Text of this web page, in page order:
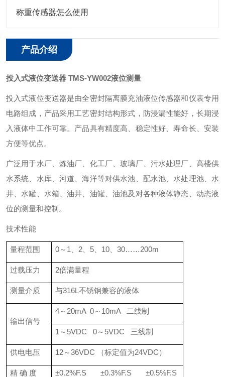
称重传感器怎么使用
产品介绍
投入式液位变送器 TMS-YW002液位测量
投入式液位变送器是由全密封隔离膜充油液位传感器和仪表专用
电路组成，产品采用工艺密封结构形式，防浸漏性能好，长期浸
入液体中工作可靠。产品具有精度高、稳定性好、寿命长、安装
方便等优点。
广泛用于水厂、炼油厂、化工厂、玻璃厂、污水处理厂、高楼供
水系统、水库、河道、海洋等对供水池、配水池、水处理池、水
井、水罐、水箱、油井、油罐、油池及对各种液体静态、动态液
位的测量和控制。
技术性能
量程范围 0～1、2、5、10、30……200m
过载压力 2倍满量程
测量介质 与316L不锈钢兼容的液体
输出信号
4～20mA 0～10mA 二线制
1～5VDC 0～5VDC 三线制
供电电压 12～36VDC （标定值为24VDC）
精 确 度 ±0.2%F.S ±0.3%F.S ±0.5%F.S